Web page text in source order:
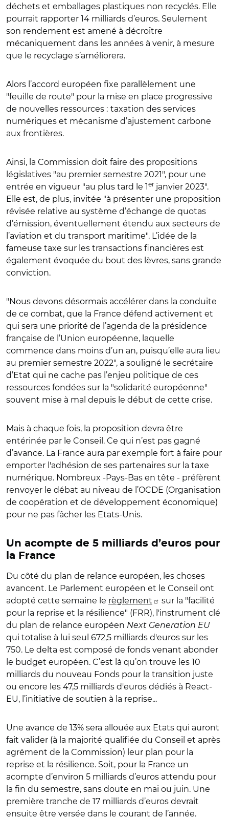
déchets et emballages plastiques non recyclés. Elle
pourrait rapporter 14 milliards d’euros. Seulement
son rendement est amené à décroître
mécaniquement dans les années à venir, à mesure
que le recyclage s’améliorera.
Alors l’accord européen fixe parallèlement une
"feuille de route" pour la mise en place progressive
de nouvelles ressources : taxation des services
numériques et mécanisme d’ajustement carbone
aux frontières.
Ainsi, la Commission doit faire des propositions
législatives "au premier semestre 2021", pour une
entrée en vigueur "au plus tard le 1er janvier 2023".
Elle est, de plus, invitée "à présenter une proposition
révisée relative au système d’échange de quotas
d’émission, éventuellement étendu aux secteurs de
l’aviation et du transport maritime". L’idée de la
fameuse taxe sur les transactions financières est
également évoquée du bout des lèvres, sans grande
conviction.
"Nous devons désormais accélérer dans la conduite
de ce combat, que la France défend activement et
qui sera une priorité de l’agenda de la présidence
française de l’Union européenne, laquelle
commence dans moins d’un an, puisqu’elle aura lieu
au premier semestre 2022", a souligné le secrétaire
d’Etat qui ne cache pas l’enjeu politique de ces
ressources fondées sur la "solidarité européenne"
souvent mise à mal depuis le début de cette crise.
Mais à chaque fois, la proposition devra être
entérinée par le Conseil. Ce qui n’est pas gagné
d’avance. La France aura par exemple fort à faire pour
emporter l'adhésion de ses partenaires sur la taxe
numérique. Nombreux -Pays-Bas en tête - préfèrent
renvoyer le débat au niveau de l’OCDE (Organisation
de coopération et de développement économique)
pour ne pas fâcher les Etats-Unis.
Un acompte de 5 milliards d’euros pour
la France
Du côté du plan de relance européen, les choses
avancent. Le Parlement européen et le Conseil ont
adopté cette semaine le règlement
sur la "facilité
pour la reprise et la résilience" (FRR), l'instrument clé
du plan de relance européen Next Generation EU
qui totalise à lui seul 672,5 milliards d'euros sur les
750. Le delta est composé de fonds venant abonder
le budget européen. C’est là qu’on trouve les 10
milliards du nouveau Fonds pour la transition juste
ou encore les 47,5 milliards d'euros dédiés à React-
EU, l’initiative de soutien à la reprise...
Une avance de 13% sera allouée aux Etats qui auront
fait valider (à la majorité qualifiée du Conseil et après
agrément de la Commission) leur plan pour la
reprise et la résilience. Soit, pour la France un
acompte d’environ 5 milliards d’euros attendu pour
la fin du semestre, sans doute en mai ou juin. Une
première tranche de 17 milliards d’euros devrait
ensuite être versée dans le courant de l’année.